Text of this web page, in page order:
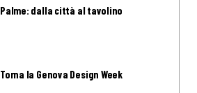
Palme: dalla città al tavolino
Torna la Genova Design Week